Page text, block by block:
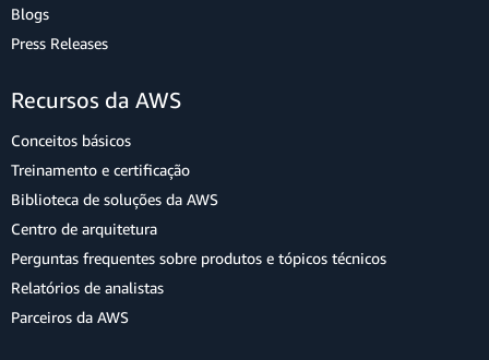
Blogs
Press Releases
Recursos da AWS
Conceitos básicos
Treinamento e certificação
Biblioteca de soluções da AWS
Centro de arquitetura
Perguntas frequentes sobre produtos e tópicos técnicos
Relatórios de analistas
Parceiros da AWS